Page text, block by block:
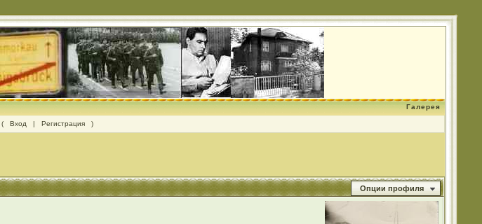
Галерея
( Вход | Регистрация )
Опции профиля